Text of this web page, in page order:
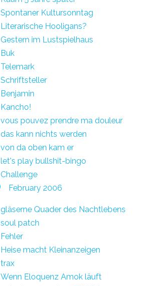
Spontaner Kultursonntag
Literarische Hooligans?
Gestern im Lustspielhaus
Buk
Telemark
Schriftsteller
Benjamin
Kancho!
vous pouvez prendre ma douleur
das kann nichts werden
von da oben kam er
let's play bullshit-bingo
Challenge
February 2006
gläserne Quader des Nachtlebens
soul patch
Fehler
Heise macht Kleinanzeigen
trax
Wenn Eloquenz Amok läuft